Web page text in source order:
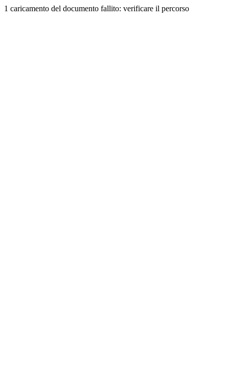
1 caricamento del documento fallito: verificare il percorso